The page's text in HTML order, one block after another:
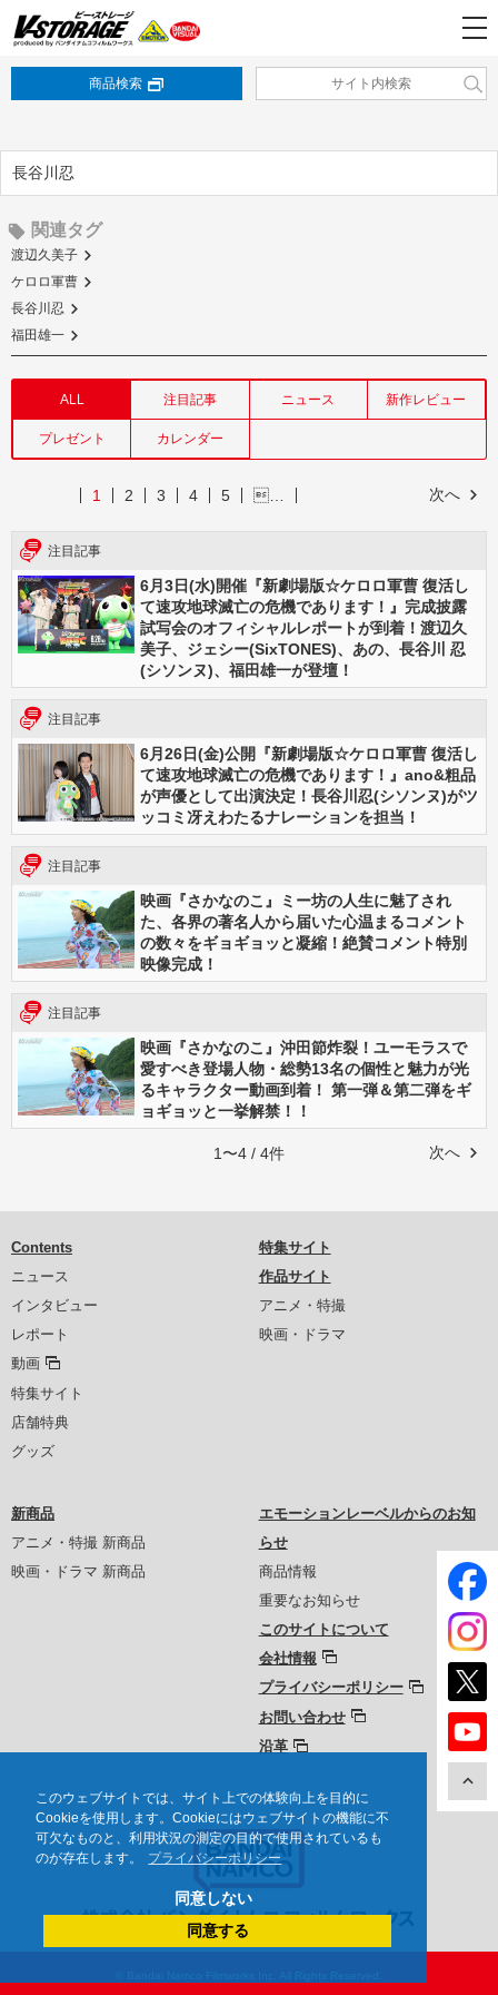
このウェブサイトでは、サイト上での体験向上を目的に
Cookieを使用します。Cookieにはウェブサイトの機能に不
可欠なものと、利用状況の測定の目的で使用されているも
のが存在します。
プライバシーポリシー
同意しない
同意する
商品検索
長谷川忍
関連タグ
渡辺久美子
ケロロ軍曹
長谷川忍
福田雄一
ALL 注目記事 ニュース 新作レビュー
プレゼント カレンダー
次へ
1 2 3 4 5 …
注目記事
6月3日(水)開催『新劇場版☆ケロロ軍曹 復活し
て速攻地球滅亡の危機であります！』完成披露
試写会のオフィシャルレポートが到着！渡辺久
美子、ジェシー(SixTONES)、あの、長谷川 忍
(シソンヌ)、福田雄一が登壇！
注目記事
6月26日(金)公開『新劇場版☆ケロロ軍曹 復活し
て速攻地球滅亡の危機であります！』ano&粗品
が声優として出演決定！長谷川忍(シソンヌ)がツ
ッコミ冴えわたるナレーションを担当！
注目記事
映画『さかなのこ』ミー坊の人生に魅了され
た、各界の著名人から届いた心温まるコメント
の数々をギョギョッと凝縮！絶賛コメント特別
映像完成！
注目記事
映画『さかなのこ』沖田節炸裂！ユーモラスで
愛すべき登場人物・総勢13名の個性と魅力が光
るキャラクター動画到着！ 第一弾＆第二弾をギ
ョギョッと一挙解禁！！
次へ
1〜4 / 4件
Contents
ニュース
インタビュー
レポート
動画
特集サイト
店舗特典
グッズ
特集サイト
作品サイト
アニメ・特撮
映画・ドラマ
新商品
アニメ・特撮 新商品
映画・ドラマ 新商品
エモーションレーベルからのお知
らせ
商品情報
重要なお知らせ
このサイトについて
会社情報
プライバシーポリシー
お問い合わせ
沿革
© Bandai Namco Filmworks Inc. All Rights Reserved.